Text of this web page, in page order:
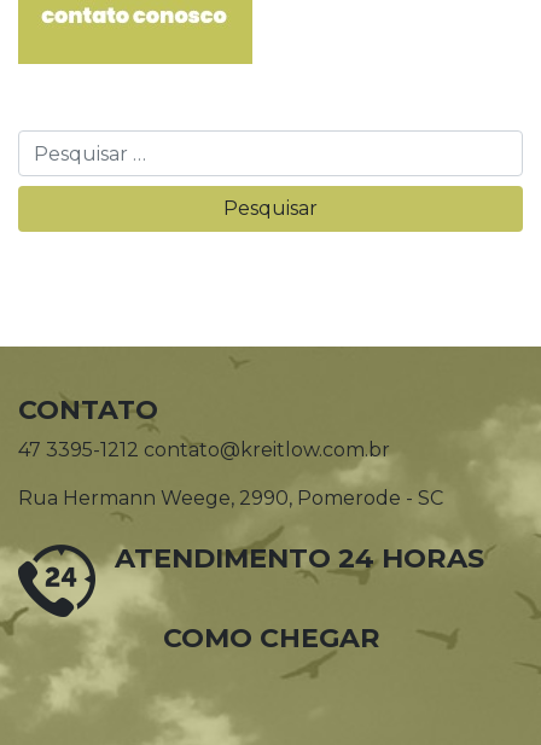
CONTATO
47 3395-1212 contato@kreitlow.com.br
Rua Hermann Weege, 2990, Pomerode - SC
ATENDIMENTO 24 HORAS
COMO CHEGAR